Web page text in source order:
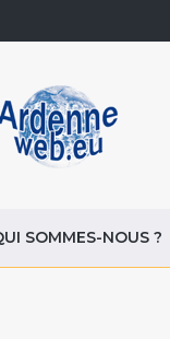
SOMMES-NOUS ?